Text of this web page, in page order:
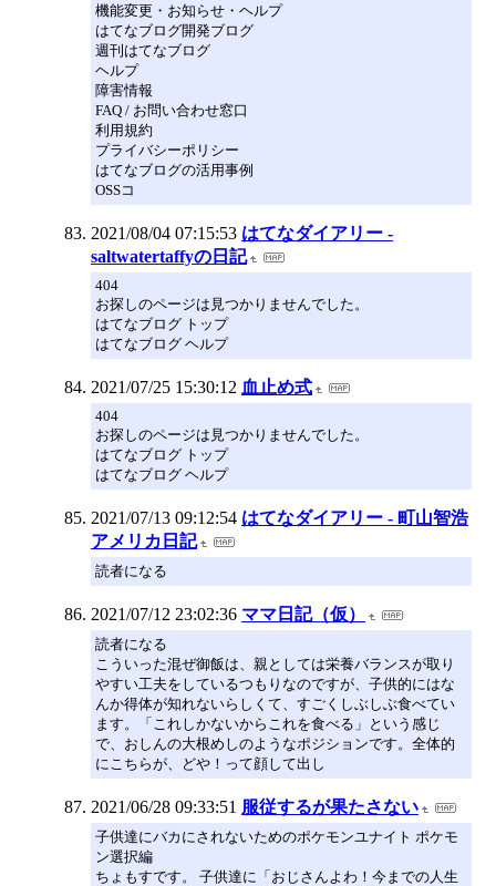
機能変更・お知らせ・ヘルプ
はてなブログ開発ブログ
週刊はてなブログ
ヘルプ
障害情報
FAQ / お問い合わせ窓口
利用規約
プライバシーポリシー
はてなブログの活用事例
OSSコ
2021/08/04 07:15:53 はてなダイアリー -
saltwatertaffyの日記
404
お探しのページは見つかりませんでした。
はてなブログ トップ
はてなブログ ヘルプ
2021/07/25 15:30:12 血止め式
404
お探しのページは見つかりませんでした。
はてなブログ トップ
はてなブログ ヘルプ
2021/07/13 09:12:54 はてなダイアリー - 町山智浩
アメリカ日記
読者になる
2021/07/12 23:02:36 ママ日記（仮）
読者になる
こういった混ぜ御飯は、親としては栄養バランスが取り
やすい工夫をしているつもりなのですが、子供的にはな
んか得体が知れないらしくて、すごくしぶしぶ食べてい
ます。「これしかないからこれを食べる」という感じ
で、おしんの大根めしのようなポジションです。全体的
にこちらが、どや！って顔して出し
2021/06/28 09:33:51 服従するが果たさない
子供達にバカにされないためのポケモンユナイト ポケモ
ン選択編
ちょもすです。 子供達に「おじさんよわ！今までの人生